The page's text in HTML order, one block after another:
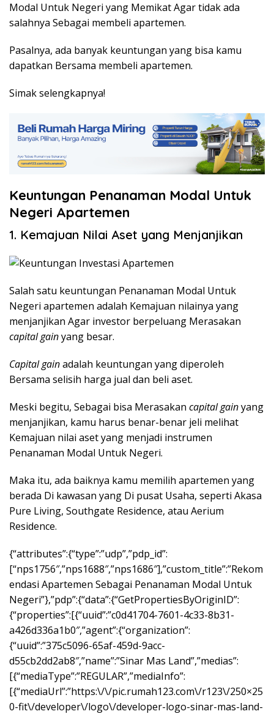
Modal Untuk Negeri yang Memikat Agartidak ada
salahnya Sebagai membeli apartemen.
Pasalnya, ada banyak keuntungan yang bisa kamu
dapatkan Bersama membeli apartemen.
Simak selengkapnya!
Keuntungan Penanaman Modal Untuk
Negeri Apartemen
1. Kemajuan Nilai Aset yang Menjanjikan
Salah satu keuntungan Penanaman Modal Untuk
Negeri apartemen adalah Kemajuan nilainya yang
menjanjikan Agar investor berpeluang Merasakan
capital gainyang besar.
Capital gainadalah keuntungan yang diperoleh
Bersama selisih harga jual dan beli aset.
Meski begitu, Sebagai bisa Merasakan capital gainyang
menjanjikan, kamu harus benar-benar jeli melihat
Kemajuan nilai aset yang menjadi instrumen
Penanaman Modal Untuk Negeri.
Maka itu, ada baiknya kamu memilih apartemen yang
berada Di kawasan yang Di pusat Usaha, seperti Akasa
Pure Living, Southgate Residence, atau Aerium
Residence.
{“attributes”:{“type”:”udp”,”pdp_id”:
[“nps1756″,”nps1688″,”nps1686″],”custom_title”:”Rekom
endasi Apartemen Sebagai Penanaman Modal Untuk
Negeri”},”pdp”:{“data”:{“GetPropertiesByOriginID”:
{“properties”:[{“uuid”:”c0d41704-7601-4c33-8b31-
a426d336a1b0″,”agent”:{“organization”:
{“uuid”:”375c5096-65af-459d-9acc-
d55cb2dd2ab8″,”name”:”Sinar Mas Land”,”medias”:
[{“mediaType”:”REGULAR”,”mediaInfo”:
[{“mediaUrl”:”https:\/\/pic.rumah123.com\/r123\/250×25
0-fit\/developer\/logo\/developer-logo-sinar-mas-land-